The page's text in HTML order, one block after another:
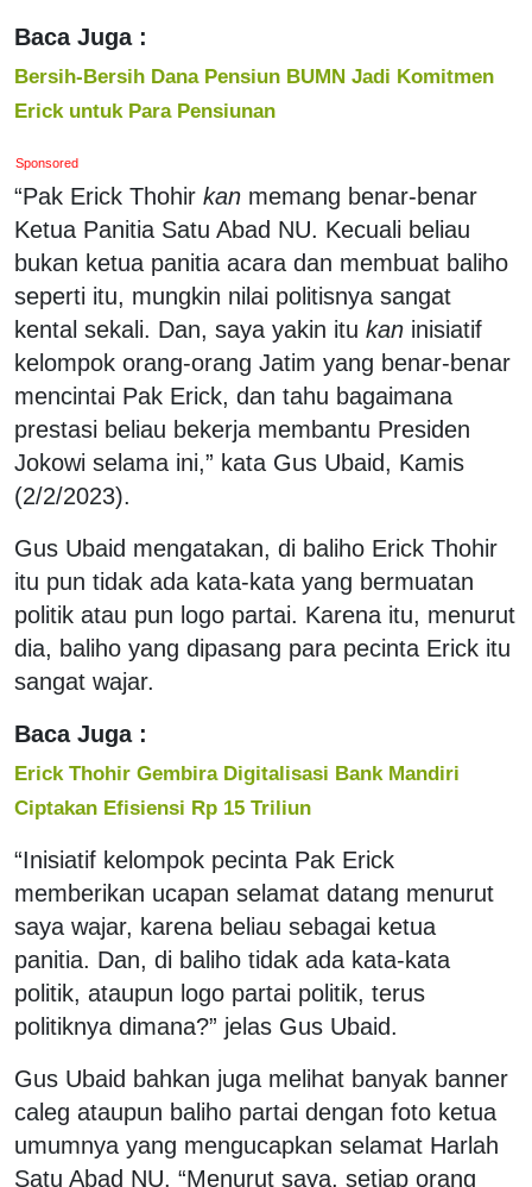
Baca Juga :
Bersih-Bersih Dana Pensiun BUMN Jadi Komitmen
Erick untuk Para Pensiunan
Sponsored
“Pak Erick Thohir kan memang benar-benar
Ketua Panitia Satu Abad NU. Kecuali beliau
bukan ketua panitia acara dan membuat baliho
seperti itu, mungkin nilai politisnya sangat
kental sekali. Dan, saya yakin itu kan inisiatif
kelompok orang-orang Jatim yang benar-benar
mencintai Pak Erick, dan tahu bagaimana
prestasi beliau bekerja membantu Presiden
Jokowi selama ini,” kata Gus Ubaid, Kamis
(2/2/2023).
Gus Ubaid mengatakan, di baliho Erick Thohir
itu pun tidak ada kata-kata yang bermuatan
politik atau pun logo partai. Karena itu, menurut
dia, baliho yang dipasang para pecinta Erick itu
sangat wajar.
Baca Juga :
Erick Thohir Gembira Digitalisasi Bank Mandiri
Ciptakan Efisiensi Rp 15 Triliun
“Inisiatif kelompok pecinta Pak Erick
memberikan ucapan selamat datang menurut
saya wajar, karena beliau sebagai ketua
panitia. Dan, di baliho tidak ada kata-kata
politik, ataupun logo partai politik, terus
politiknya dimana?” jelas Gus Ubaid.
Gus Ubaid bahkan juga melihat banyak banner
caleg ataupun baliho partai dengan foto ketua
umumnya yang mengucapkan selamat Harlah
Satu Abad NU. “Menurut saya, setiap orang